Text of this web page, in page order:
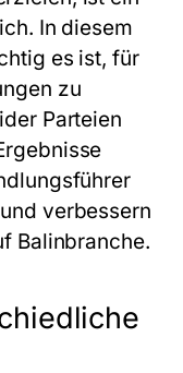
In diesem
es ist, für
zu
Parteien
verbessern
Balinbranche.